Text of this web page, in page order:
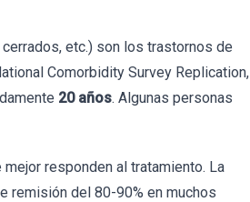
etc.) son los trastornos de
Comorbidity Survey Replication,
20 años. Algunas personas
responden al tratamiento. La
remisión del 80-90% en muchos